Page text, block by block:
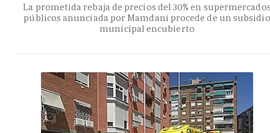
La prometida rebaja de precios del 30% en
públicos anunciada por Mamdani procede de un subsidio
municipal encubierto